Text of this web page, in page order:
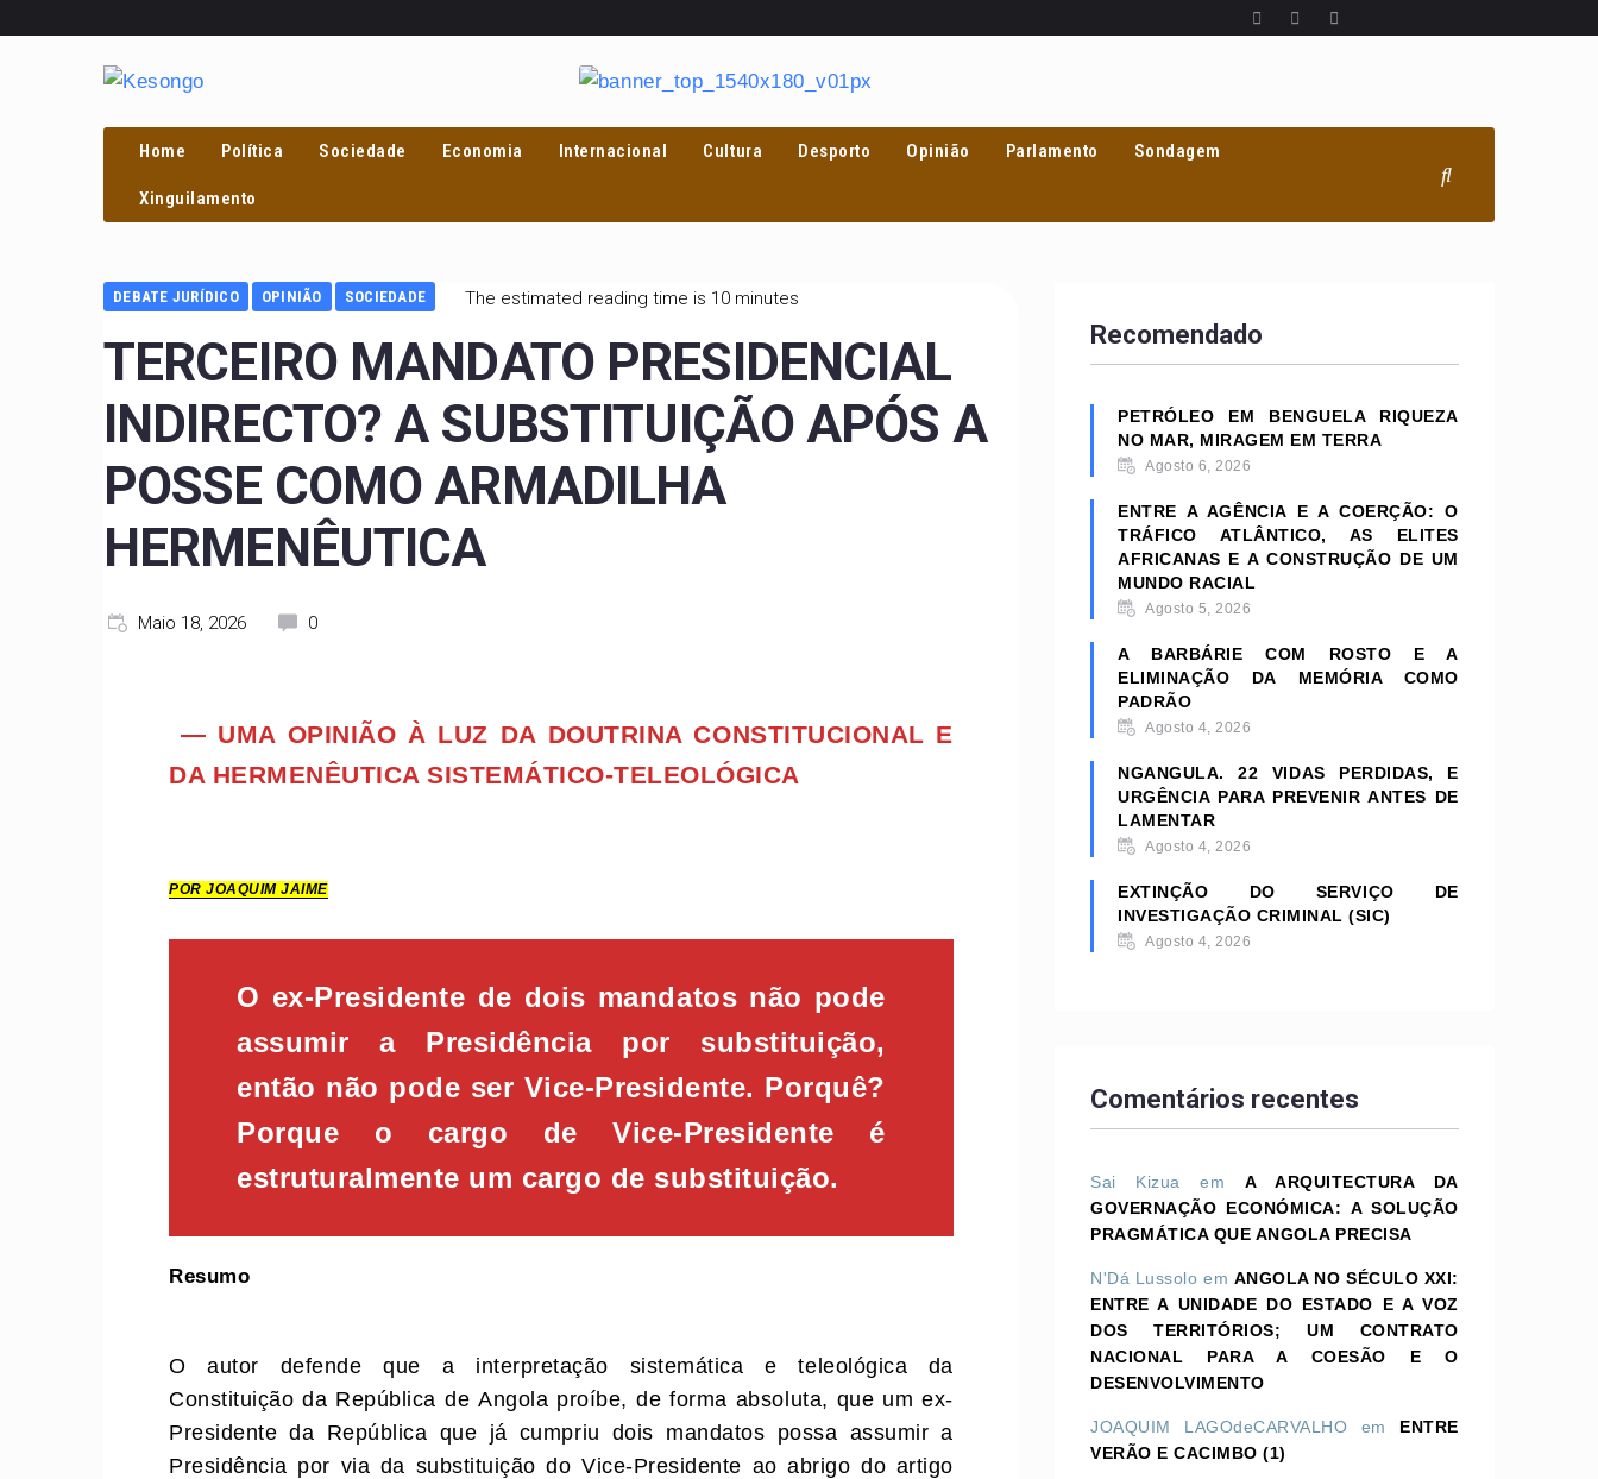
Home Política Sociedade Economia Internacional Cultura Desporto Opinião Parlamento Sondagem
Xinguilamento
DEBATE JURÍDICO OPINIÃO SOCIEDADE The estimated reading time is 10 minutes
TERCEIRO MANDATO PRESIDENCIAL
INDIRECTO? A SUBSTITUIÇÃO APÓS A
POSSE COMO ARMADILHA
HERMENÊUTICA
Maio 18, 2026 0
— UMA OPINIÃO À LUZ DA DOUTRINA CONSTITUCIONAL E
DA HERMENÊUTICA SISTEMÁTICO-TELEOLÓGICA
POR JOAQUIM JAIME
O ex-Presidente de dois mandatos não pode
assumir a Presidência por substituição,
então não pode ser Vice-Presidente. Porquê?
Porque o cargo de Vice-Presidente é
estruturalmente um cargo de substituição.
Resumo
O autor defende que a interpretação sistemática e teleológica da
Constituição da República de Angola proíbe, de forma absoluta, que um ex-
Presidente da República que já cumpriu dois mandatos possa assumir a
Presidência por via da substituição do Vice-Presidente ao abrigo do artigo
Recomendado
PETRÓLEO EM BENGUELA RIQUEZA
NO MAR, MIRAGEM EM TERRA
Agosto 6, 2026
ENTRE A AGÊNCIA E A COERÇÃO: O
TRÁFICO ATLÂNTICO, AS ELITES
AFRICANAS E A CONSTRUÇÃO DE UM
MUNDO RACIAL
Agosto 5, 2026
A BARBÁRIE COM ROSTO E A
ELIMINAÇÃO DA MEMÓRIA COMO
PADRÃO
Agosto 4, 2026
NGANGULA. 22 VIDAS PERDIDAS, E
URGÊNCIA PARA PREVENIR ANTES DE
LAMENTAR
Agosto 4, 2026
EXTINÇÃO DO SERVIÇO DE
INVESTIGAÇÃO CRIMINAL (SIC)
Agosto 4, 2026
Comentários recentes
Sai Kizua emA ARQUITECTURA DA
GOVERNAÇÃO ECONÓMICA: A SOLUÇÃO
PRAGMÁTICA QUE ANGOLA PRECISA
N'Dá Lussolo em ANGOLA NO SÉCULO XXI:
ENTRE A UNIDADE DO ESTADO E A VOZ
DOS TERRITÓRIOS; UM CONTRATO
NACIONAL PARA A COESÃO E O
DESENVOLVIMENTO
JOAQUIM LAGOdeCARVALHO em ENTRE
VERÃO E CACIMBO (1)